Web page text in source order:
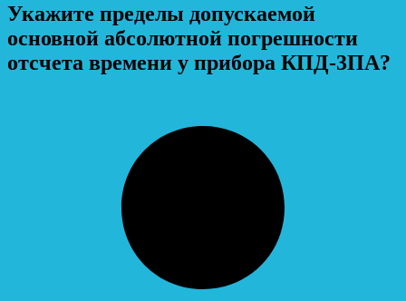
Укажите пределы допускаемой
основной абсолютной погрешности
отсчета времени у прибора КПД-3ПА?